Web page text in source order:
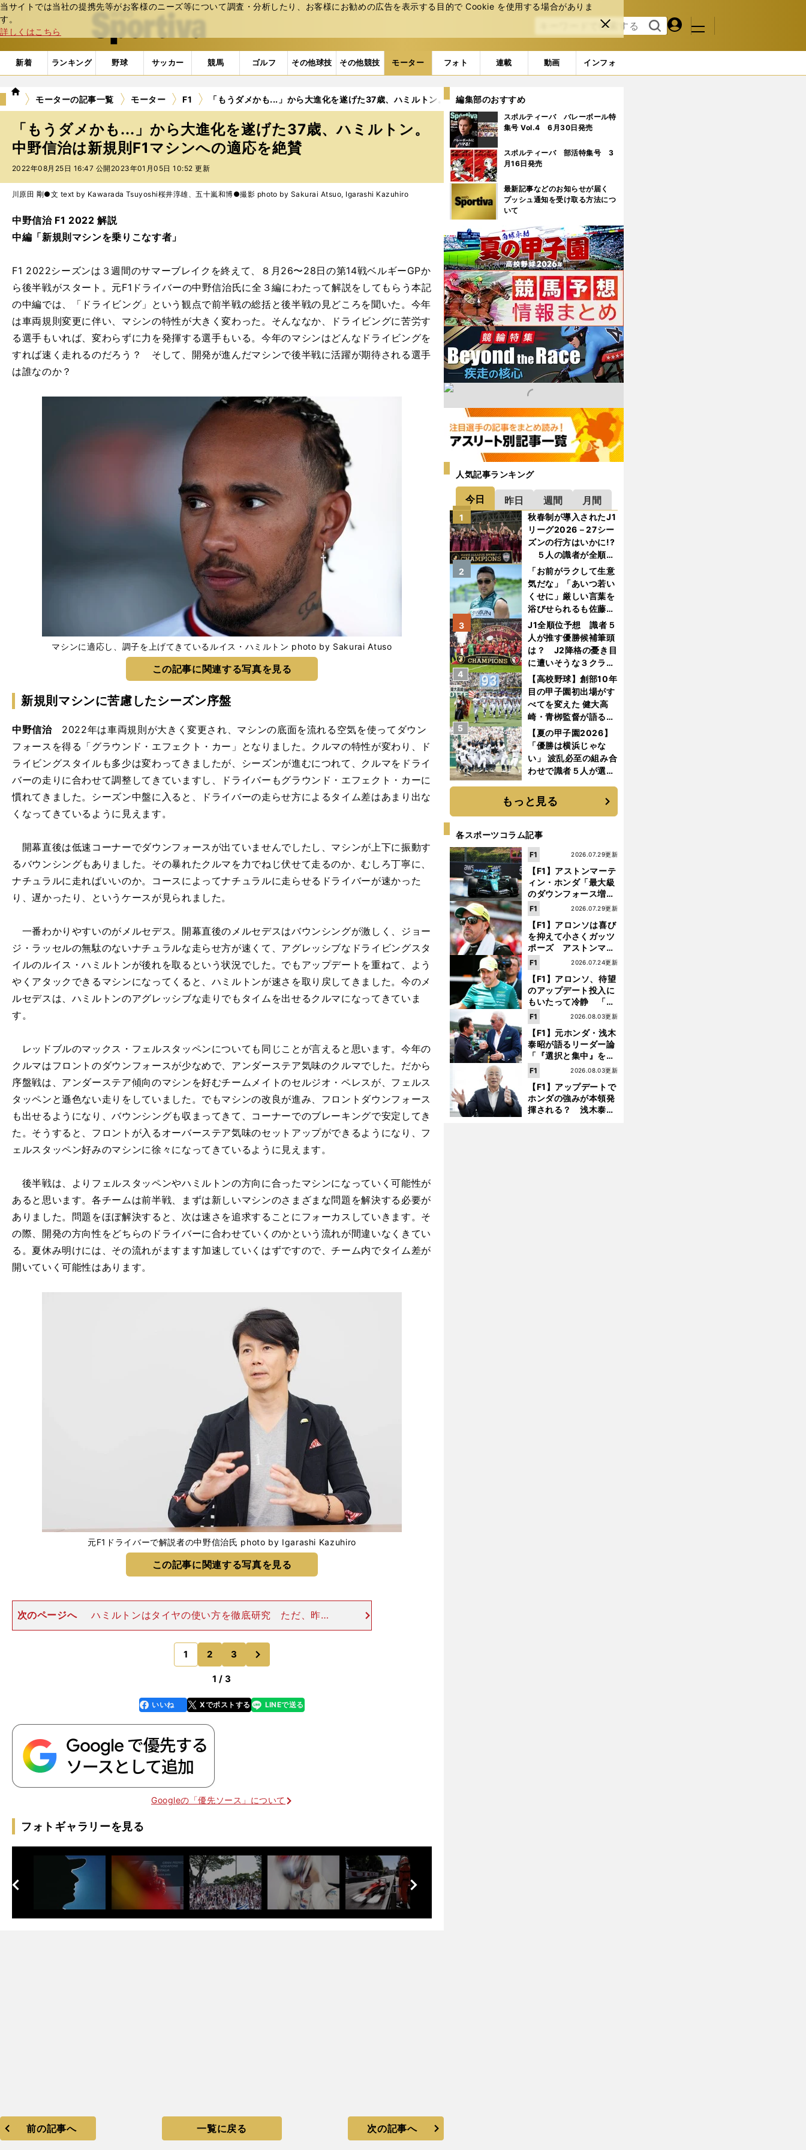
当サイトでは当社の提携先等がお客様のニーズ等について調査・分析したり、お客様にお勧めの広告を表⽰する⽬的で Cookie を使⽤する場合がありま
す。
詳しくはこちら
閉じ
る
web Sportiva (webスポルティーバ)
検索
る
マイペ
ジ
メニュ
新着 ランキング 野球 サッカー 競馬 ゴルフ その他球技 その他競技 モーター フォト 連載 動画 インフォ
we
ル
テ
ィ
ー
バ
モーターの記事一覧 モーター F1 「もうダメかも...」から大進化を遂げた37歳、ハミルトン。中野信治は新規則F1マシンへの適応を絶賛
「もうダメかも...」から大進化を遂げた37歳、ハミルトン。
中野信治は新規則F1マシンへの適応を絶賛
2022年08月25日 16:47 公開 2023年01月05日 10:52 更新
川原田 剛●文 text by Kawarada Tsuyoshi桜井淳雄、五十嵐和博●撮影 photo by Sakurai Atsuo, Igarashi Kazuhiro
中野信治 F1 2022 解説
中編「新規則マシンを乗りこなす者」
F1 2022シーズンは３週間のサマーブレイクを終えて、８月26〜28日の第14戦ベルギーGPか
ら後半戦がスタート。元F1ドライバーの中野信治氏に全３編にわたって解説をしてもらう本記
の中編では、「ドライビング」という観点で前半戦の総括と後半戦の見どころを聞いた。今年
は車両規則変更に伴い、マシンの特性が大きく変わった。そんななか、ドライビングに苦労す
る選手もいれば、変わらずに力を発揮する選手もいる。今年のマシンはどんなドライビングを
すれば速く走れるのだろう？ そして、開発が進んだマシンで後半戦に活躍が期待される選手
は誰なのか？
マシンに適応し、調子を上げてきているルイス・ハミルトン photo by Sakurai Atuso
この記事に関連する写真を見る
新規則マシンに苦慮したシーズン序盤
中野信治2022年は車両規則が大きく変更され、マシンの底面を流れる空気を使ってダウン
フォースを得る「グラウンド・エフェクト・カー」となりました。クルマの特性が変わり、ド
ライビングスタイルも多少は変わってきましたが、シーズンが進むにつれて、クルマをドライ
バーの走りに合わせて調整してきていますし、ドライバーもグラウンド・エフェクト・カーに
慣れてきました。シーズン中盤に入ると、ドライバーの走らせ方によるタイム差はあまり出な
くなってきているように見えます。
開幕直後は低速コーナーでダウンフォースが出ていませんでしたし、マシンが上下に振動す
るバウンシングもありました。その暴れたクルマを力でねじ伏せて走るのか、むしろ丁寧に、
ナチュラルに走ればいいのか。コースによってナチュラルに走らせるドライバーが速かった
り、遅かったり、というケースが見られました。
一番わかりやすいのがメルセデス。開幕直後のメルセデスはバウンシングが激しく、ジョー
ジ・ラッセルの無駄のないナチュラルな走らせ方が速くて、アグレッシブなドライビングスタ
イルのルイス・ハミルトンが後れを取るという状況でした。でもアップデートを重ねて、よう
やくアタックできるマシンになってくると、ハミルトンが速さを取り戻してきました。今のメ
ルセデスは、ハミルトンのアグレッシブな走りでもタイムを出せるクルマになってきていま
す。
レッドブルのマックス・フェルスタッペンについても同じことが言えると思います。今年の
クルマはフロントのダウンフォースが少なめで、アンダーステア気味のクルマでした。だから
序盤戦は、アンダーステア傾向のマシンを好むチームメイトのセルジオ・ペレスが、フェルス
タッペンと遜色ない走りをしていました。でもマシンの改良が進み、フロントダウンフォース
も出せるようになり、バウンシングも収まってきて、コーナーでのブレーキングで安定してき
た。そうすると、フロントが入るオーバーステア気味のセットアップができるようになり、フ
ェルスタッペン好みのマシンに徐々になってきているように見えます。
後半戦は、よりフェルスタッペンやハミルトンの方向に合ったマシンになっていく可能性が
あると思います。各チームは前半戦、まずは新しいマシンのさまざまな問題を解決する必要が
ありました。問題をほぼ解決すると、次は速さを追求することにフォーカスしていきます。そ
の際、開発の方向性をどちらのドライバーに合わせていくのかという流れが間違いなくきてい
る。夏休み明けには、その流れがますます加速していくはずですので、チーム内でタイム差が
開いていく可能性はあります。
元F1ドライバーで解説者の中野信治氏 photo by Igarashi Kazuhiro
この記事に関連する写真を見る
次のページへ
ハミルトンはタイヤの使い方を徹底研究 ただ、昨年
のように同じチームのドライバー間で大きな差はつきにくいと思いま
す。昨年までのマシンは限界ギリギリなところを使えば使うほど速く走
ることができました。フェ
1 2 3
1 / 3
faceboo
k
いいね Xでポストする
line LINEで送る
Googleの「優先ソース」について
フォトギャラリーを見る
次
前
へ
前の記事へ 一覧に戻る 次の記事へ
編集部のおすすめ
スポルティーバ バレーボール特
集号 Vol.4 6月30日発売
スポルティーバ 部活特集号 3
月16日発売
最新記事などのお知らせが届く
プッシュ通知を受け取る方法につ
いて
人気記事ランキング
今日 昨日 週間 月間
秋春制が導入されたJ1
リーグ2026－27シー
ズンの行方はいかに!?
５人の識者が全順位
を大胆予想
1
「お前がラクして生意
気だな」「あいつ若い
くせに」厳しい言葉を
浴びせられるも佐藤慎
太郎が貫いた誇りとフ
ァンへの思い
2
J1全順位予想 識者５
人が推す優勝候補筆頭
は？ J2降格の憂き目
に遭いそうな３クラブ
とは？
3
【高校野球】創部10年
目の甲子園初出場がす
べてを変えた 健大高
崎・青栁監督が語る
「機動破壊」はこうし
て生まれた
4
【夏の甲子園2026】
「優勝は横浜じゃな
い」 波乱必至の組み合
わせで識者５人が選ん
5
もっと見る
各スポーツコラム記事
【F1】アストンマーテ
ィン・ホンダ「最大級
のダウンフォース増」
を実現するも、アロン
ソが苦言を呈した理由
2026.07.29更新
F1
【F1】アロンソは喜び
を抑えて小さくガッツ
ポーズ アストンマー
ティン・ホンダが「レ
ース」に戻ってきた
2026.07.29更新
F1
【F1】アロンソ、待望
のアップデート投入に
もいたって冷静 「ハ
ンガリーGPが僕らに
優しいサーキットであ
ることを願う」
2026.07.24更新
F1
【F1】元ホンダ・浅木
泰昭が語るリーダー論
「『選択と集中』をし
なければ、部下の心は
どんどん離れていく」
2026.08.03更新
F1
【F1】アップデートで
ホンダの強みが本領発
揮される？ 浅木泰昭
2026.08.03更新
F1